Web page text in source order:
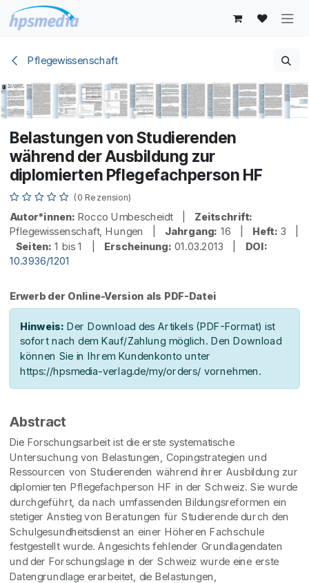
Zum Inhalt springen
Pflegewissenschaft
Belastungen von Studierenden
während der Ausbildung zur
diplomierten Pflegefachperson HF
(0 Rezension)
Autor*innen: Rocco Umbescheidt | Zeitschrift:
Pflegewissenschaft, Hungen | Jahrgang: 16 | Heft: 3 |
Seiten: 1 bis 1 | Erscheinung: 01.03.2013 | DOI:
10.3936/1201
Erwerb der Online-Version als PDF-Datei
Hinweis: Der Download des Artikels (PDF-Format) ist
sofort nach dem Kauf/Zahlung möglich. Den Download
können Sie in Ihrem Kundenkonto unter
https://hpsmedia-verlag.de/my/orders/ vornehmen.
Abstract
Die Forschungsarbeit ist die erste systematische
Untersuchung von Belastungen, Copingstrategien und
Ressourcen von Studierenden während ihrer Ausbildung zur
diplomierten Pflegefachperson HF in der Schweiz. Sie wurde
durchgeführt, da nach umfassenden Bildungsreformen ein
stetiger Anstieg von Beratungen für Studierende durch den
Schulgesundheitsdienst an einer Höheren Fachschule
festgestellt wurde. Angesichts fehlender Grundlagendaten
und der Forschungslage in der Schweiz wurde eine erste
Datengrundlage erarbeitet, die Belastungen,